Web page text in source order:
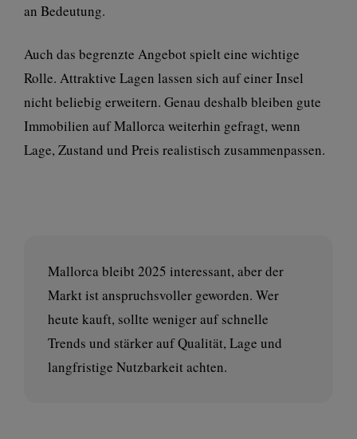
an Bedeutung.
Auch das begrenzte Angebot spielt eine wichtige
Rolle. Attraktive Lagen lassen sich auf einer Insel
nicht beliebig erweitern. Genau deshalb bleiben gute
Immobilien auf Mallorca weiterhin gefragt, wenn
Lage, Zustand und Preis realistisch zusammenpassen.
Mallorca bleibt 2025 interessant, aber der
Markt ist anspruchsvoller geworden. Wer
heute kauft, sollte weniger auf schnelle
Trends und stärker auf Qualität, Lage und
langfristige Nutzbarkeit achten.